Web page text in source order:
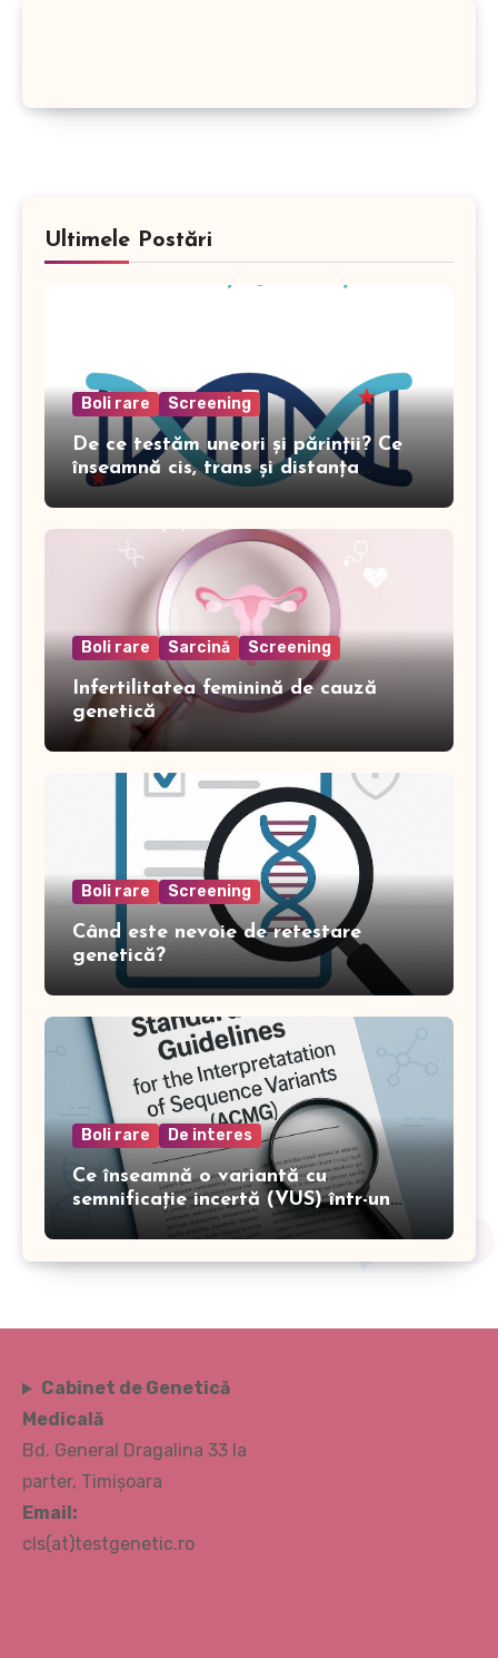
Ultimele Postări
Boli rare Screening
De ce testăm uneori și părinții? Ce
înseamnă cis, trans și distanța
genomică în genetică
Boli rare Sarcină Screening
Infertilitatea feminină de cauză
genetică
Boli rare Screening
Când este nevoie de retestare
genetică?
Boli rare De interes
Ce înseamnă o variantă cu
semnificație incertă (VUS) într-un
test genetic?
Cabinet de Genetică
Medicală
Bd. General Dragalina 33 la
parter, Timișoara
Email:
cls(at)testgenetic.ro